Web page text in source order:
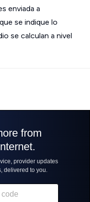
enviada a
se indique lo
se calculan a nivel